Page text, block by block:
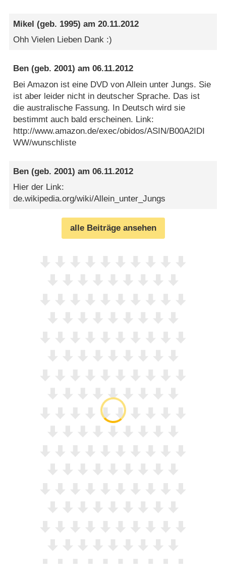
Mikel (geb. 1995) am20.11.2012
Ohh Vielen Lieben Dank :)
Ben (geb. 2001) am06.11.2012
Bei Amazon ist eine DVD von Allein unter Jungs. Sie
ist aber leider nicht in deutscher Sprache. Das ist
die australische Fassung. In Deutsch wird sie
bestimmt auch bald erscheinen. Link:
http://www.amazon.de/exec/obidos/ASIN/B00A2IDI
WW/wunschliste
Ben (geb. 2001) am06.11.2012
Hier der Link:
de.wikipedia.org/wiki/Allein_unter_Jungs
alle Beiträge ansehen